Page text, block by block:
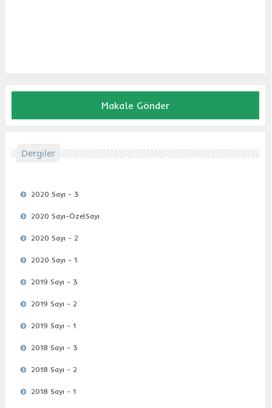
Makale Gönder
Dergiler
2020 Sayı - 3
2020 Sayı-ÖzelSayı
2020 Sayı - 2
2020 Sayı - 1
2019 Sayı - 3
2019 Sayı - 2
2019 Sayı - 1
2018 Sayı - 3
2018 Sayı - 2
2018 Sayı - 1